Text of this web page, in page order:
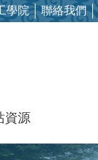
學院 聯絡我們
資源